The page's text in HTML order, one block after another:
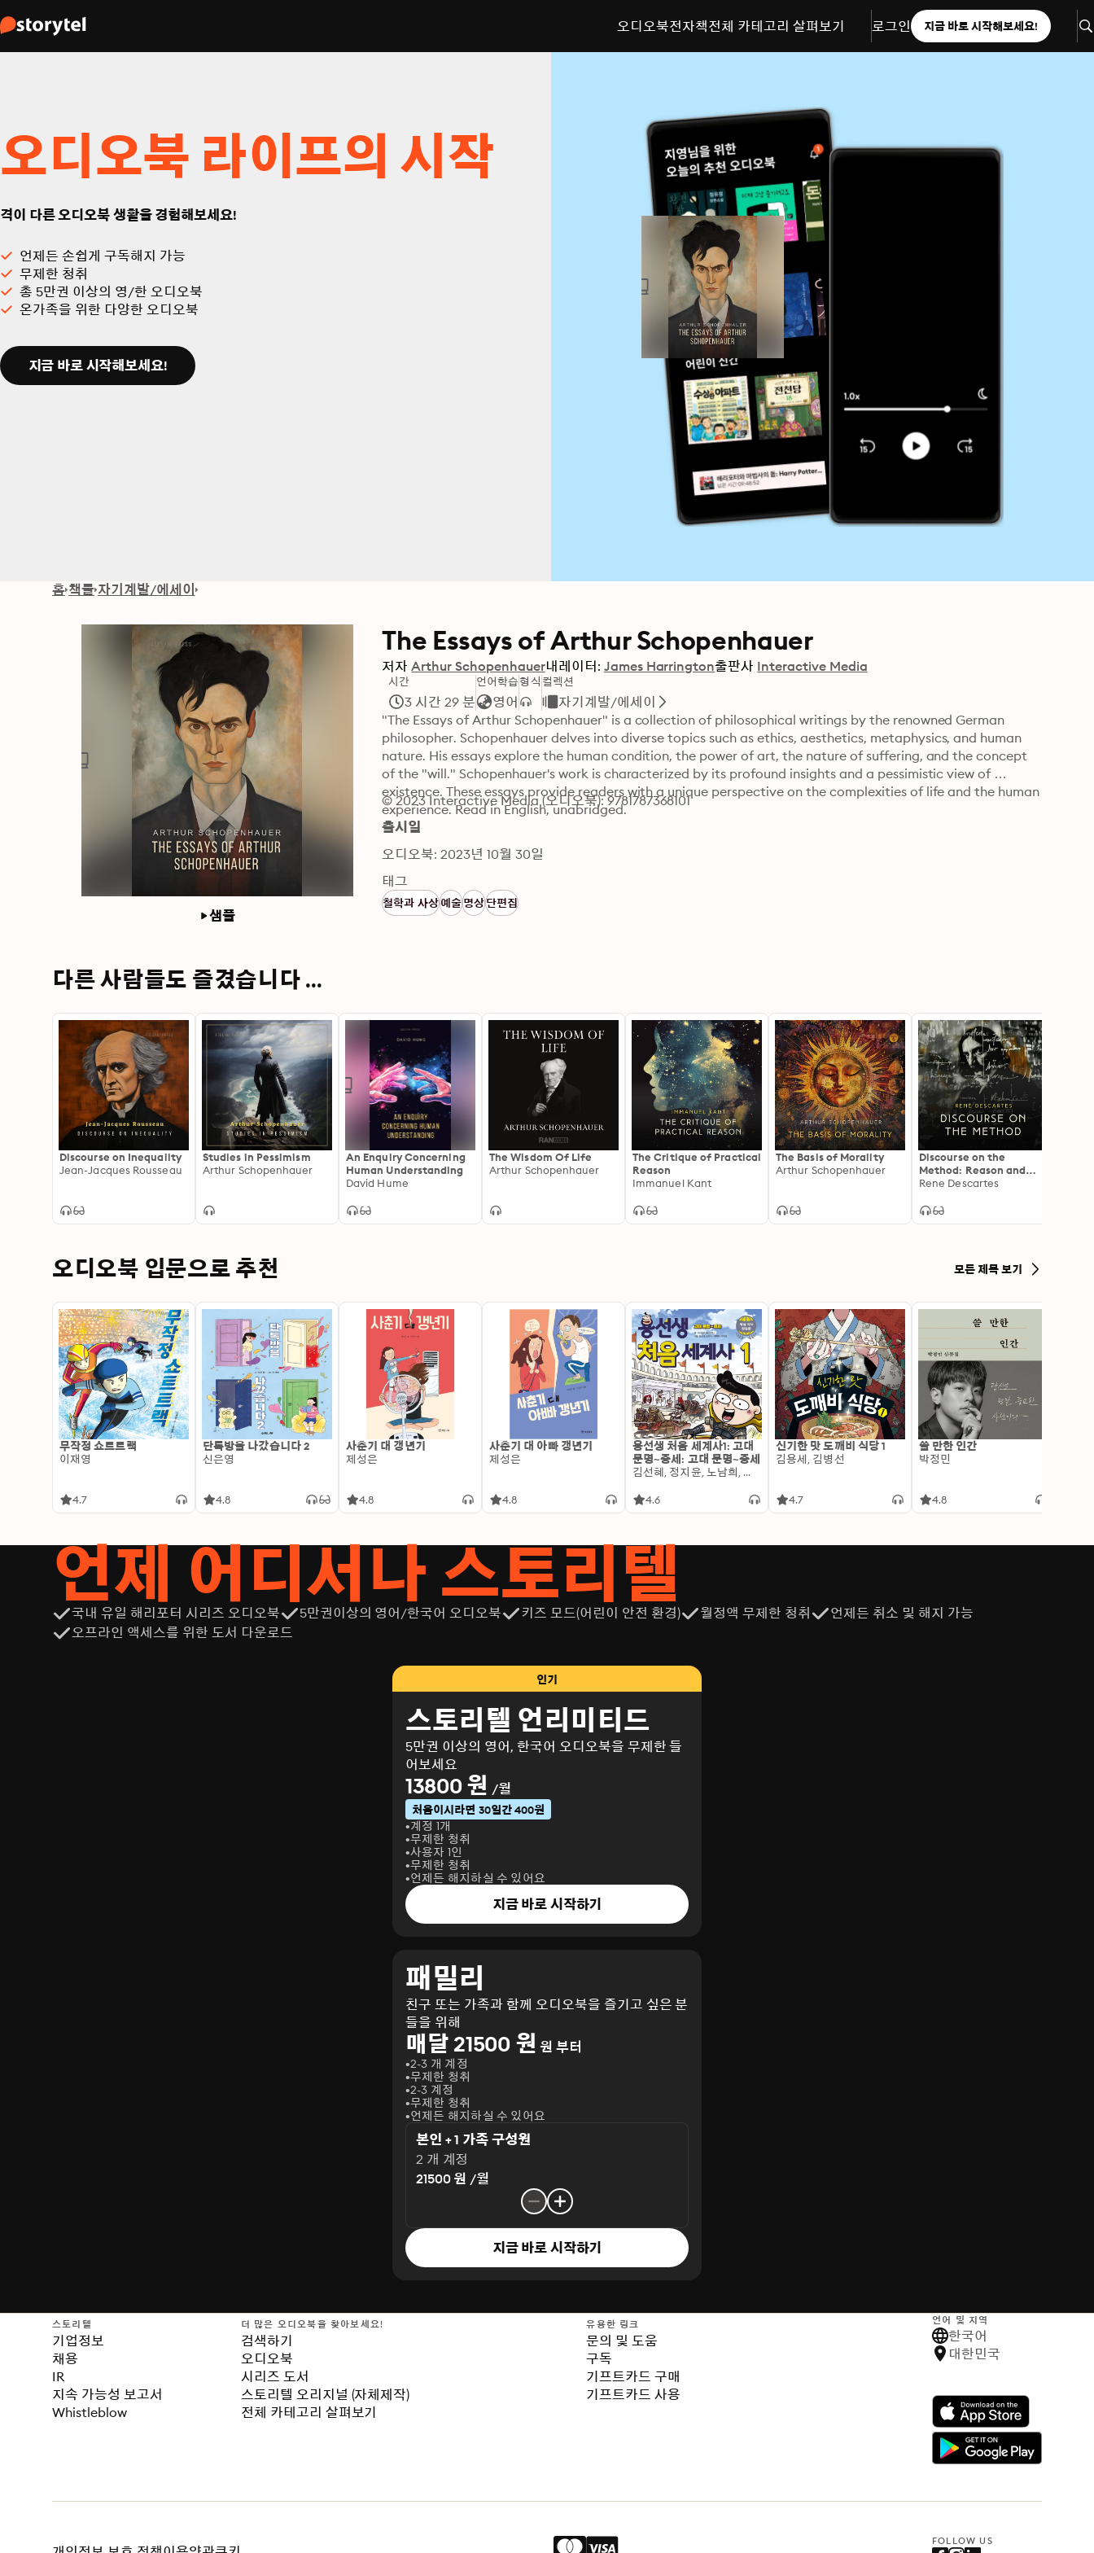
오디오북전자책전체 카테고리 살펴보기 로그인 지금 바로 시작해보세요!
오디오북 라이프의 시작
격이 다른 오디오북 생활을 경험해보세요!
언제든 손쉽게 구독해지 가능
무제한 청취
총 5만권 이상의 영/한 오디오북
온가족을 위한 다양한 오디오북
지금 바로 시작해보세요!
홈 책들 자기계발/에세이
샘플
The Essays of Arthur Schopenhauer
저자 Arthur Schopenhauer내레이터: James Harrington출판사 Interactive Media
시간
3 시간 29 분
언어학습
영어
형식 컬렉션
자기계발/에세이
"The Essays of Arthur Schopenhauer" is a collection of philosophical writings by the renowned German
philosopher. Schopenhauer delves into diverse topics such as ethics, aesthetics, metaphysics, and human
nature. His essays explore the human condition, the power of art, the nature of suffering, and the concept
of the "will." Schopenhauer's work is characterized by its profound insights and a pessimistic view of
existence. These essays provide readers with a unique perspective on the complexities of life and the human
experience. Read in English, unabridged.
© 2023 Interactive Media (오디오북): 9781787368101
출시일
오디오북: 2023년 10월 30일
태그
철학과 사상예술명상단편집
다른 사람들도 즐겼습니다 ...
Discourse on Inequality
Jean-Jacques Rousseau
Studies in Pessimism
Arthur Schopenhauer
An Enquiry Concerning
Human Understanding
David Hume
The Wisdom Of Life
Arthur Schopenhauer
The Critique of Practical
Reason
Immanuel Kant
The Basis of Morality
Arthur Schopenhauer
Discourse on the
Method: Reason and
Truth Seeking
Rene Descartes
오디오북 입문으로 추천 모든 제목 보기
무작정 쇼트트랙
이재영
4.7
단톡방을 나갔습니다 2
신은영
4.8
사춘기 대 갱년기
제성은
4.8
사춘기 대 아빠 갱년기
제성은
4.8
용선생 처음 세계사1: 고대
문명~중세: 고대 문명~중세
김선혜, 정지윤, 노남희, 뭉선생, 윤효식, 이우일, 김선빈, 사회평론 역사연구소
4.6
신기한 맛 도깨비 식당 1
김용세, 김병선
4.7
쓸 만한 인간
박정민
4.8
언제 어디서나 스토리텔
국내 유일 해리포터 시리즈 오디오북 5만권이상의 영어/한국어 오디오북 키즈 모드(어린이 안전 환경) 월정액 무제한 청취
언제든 취소 및 해지 가능
오프라인 액세스를 위한 도서 다운로드
인기
스토리텔 언리미티드
5만권 이상의 영어, 한국어 오디오북을 무제한 들
어보세요
13800 원 /월
처음이시라면 30일간 400원
계정 1개
무제한 청취
사용자 1인
무제한 청취
언제든 해지하실 수 있어요
지금 바로 시작하기
패밀리
친구 또는 가족과 함께 오디오북을 즐기고 싶은 분
들을 위해
매달 21500 원 원 부터
2-3 개 계정
무제한 청취
2-3 계정
무제한 청취
언제든 해지하실 수 있어요
본인 + 1 가족 구성원
2 개 계정
21500 원 /월
지금 바로 시작하기
스토리텔
기업정보
채용
IR
지속 가능성 보고서
Whistleblow
더 많은 오디오북을 찾아보세요!
검색하기
오디오북
시리즈 도서
스토리텔 오리지널 (자체제작)
전체 카테고리 살펴보기
유용한 링크
문의 및 도움
구독
기프트카드 구매
기프트카드 사용
언어 및 지역
한국어
대한민국
FOLLOW US